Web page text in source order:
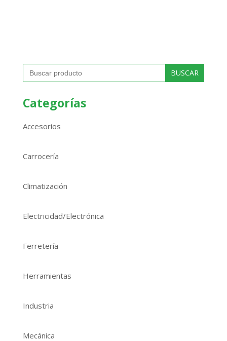
Buscar:
Categorías
Accesorios
Carrocería
Climatización
Electricidad/Electrónica
Ferretería
Herramientas
Industria
Mecánica